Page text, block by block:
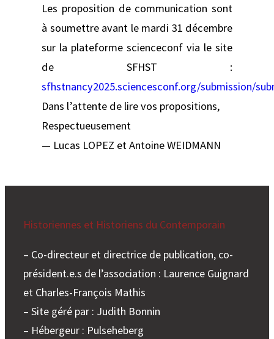
Les proposition de communication sont
à soumettre avant le mardi 31 décembre
sur la plateforme scienceconf via le site
de SFHST :
sfhstnancy2025.sciencesconf.org/submission/
Dans l’attente de lire vos propositions,
Respectueusement
— Lucas LOPEZ et Antoine WEIDMANN
Historiennes et Historiens du Contemporain
– Co-directeur et directrice de publication, co-
président.e.s de l’association : Laurence Guignard
et Charles-François Mathis
– Site géré par : Judith Bonnin
– Hébergeur : Pulseheberg